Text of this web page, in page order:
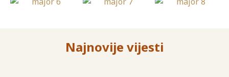
Najnovije vijesti